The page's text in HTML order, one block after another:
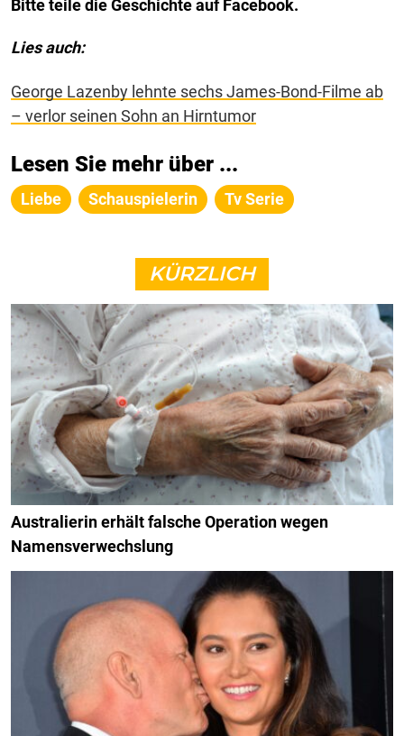
Bitte teile die Geschichte auf Facebook.
Lies auch:
George Lazenby lehnte sechs James-Bond-Filme ab
– verlor seinen Sohn an Hirntumor
Lesen Sie mehr über ...
Liebe Schauspielerin Tv Serie
KÜRZLICH
Australierin erhält falsche Operation wegen
Namensverwechslung